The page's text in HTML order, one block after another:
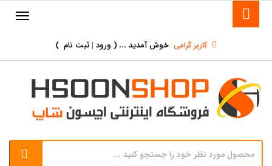
کاربر گرامی خوش آمدید ... ( ورود | ثبت نام )